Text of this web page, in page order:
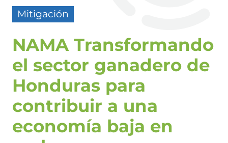
Mitigación
NAMA Transformando
el sector ganadero de
Honduras para
contribuir a una
economía baja en